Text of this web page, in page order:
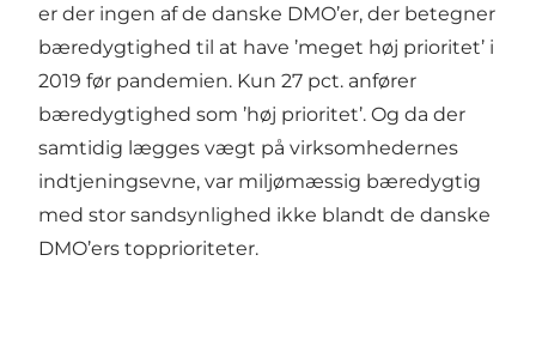
er der ingen af de danske DMO’er, der betegner
bæredygtighed til at have ’meget høj prioritet’ i
2019 før pandemien. Kun 27 pct. anfører
bæredygtighed som ’høj prioritet’. Og da der
samtidig lægges vægt på virksomhedernes
indtjeningsevne, var miljømæssig bæredygtig
med stor sandsynlighed ikke blandt de danske
DMO’ers topprioriteter.